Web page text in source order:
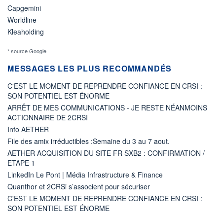
Capgemini
Worldline
Kleaholding
* source Google
MESSAGES LES PLUS RECOMMANDÉS
C'EST LE MOMENT DE REPRENDRE CONFIANCE EN CRSI :
SON POTENTIEL EST ÉNORME
ARRÊT DE MES COMMUNICATIONS - JE RESTE NÉANMOINS
ACTIONNAIRE DE 2CRSI
Info AETHER
File des amix irréductibles :Semaine du 3 au 7 aout.
AETHER ACQUISITION DU SITE FR SXB2 : CONFIRMATION /
ETAPE 1
LinkedIn Le Pont | Média Infrastructure & Finance
Quanthor et 2CRSi s’associent pour sécuriser
C'EST LE MOMENT DE REPRENDRE CONFIANCE EN CRSI :
SON POTENTIEL EST ÉNORME